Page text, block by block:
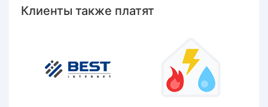
Клиенты также платят